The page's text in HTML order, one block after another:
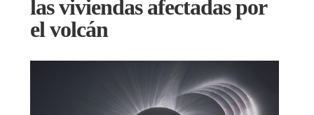
las viviendas afectadas por
el volcán